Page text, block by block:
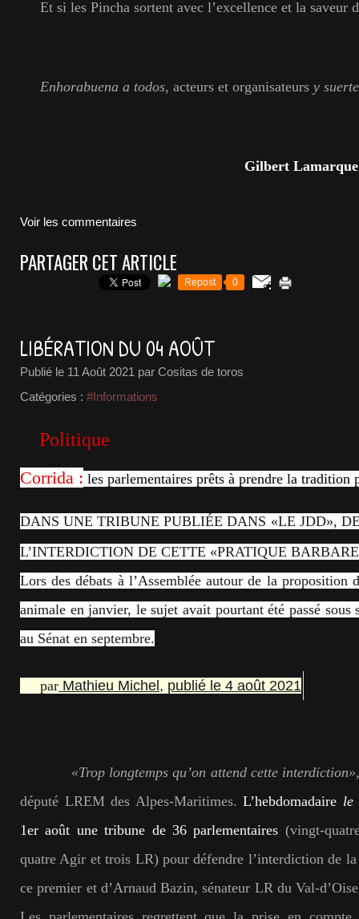
Et si les Pincha sortent avec l’excellence et la saveur
Enhorabuena a todos, acteurs et organisateurs y suerte
Gilbert Lamarque
Voir les commentaires
PARTAGER CET ARTICLE
Repost 0
LIBÉRATION DU 04 AOÛT
Publié le 11 Août 2021 par Cositas de toros
Catégories : #Informations
Politique
Corrida : les parlementaires prêts à prendre la tradition
DANS UNE TRIBUNE PUBLIÉE DANS «LE JDD»,
L’INTERDICTION DE CETTE «PRATIQUE
Lors des débats à l’Assemblée autour de la proposition
animale en janvier, le sujet avait pourtant été passé
au Sénat en septembre.
par Mathieu Michel , publié le 4 août 2021
«Trop longtemps qu’on attend cette
député LREM des Alpes-Maritimes.L’hebdomadaire le
1er août une tribune de 36 parlementaires (vingt-
quatre Agir et trois LR) pour défendre l’interdiction de
ce premier et d’Arnaud Bazin, sénateur LR du Val-